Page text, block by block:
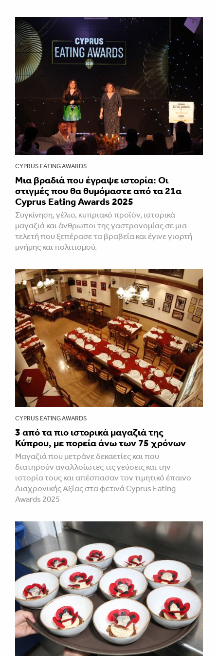
CYPRUS EATING AWARDS
Μια βραδιά που έγραψε ιστορία: Οι
στιγμές που θα θυμόμαστε από τα 21α
Cyprus Eating Awards 2025
Συγκίνηση, γέλιο, κυπριακό προϊόν, ιστορικά
μαγαζιά και άνθρωποι της γαστρονομίας σε μια
τελετή που ξεπέρασε τα βραβεία και έγινε γιορτή
μνήμης και πολιτισμού.
CYPRUS EATING AWARDS
3 από τα πιο ιστορικά μαγαζιά της
Κύπρου, με πορεία άνω των 75 χρόνων
Mαγαζιά που μετράνε δεκαετίες και που
διατηρούν αναλλοίωτες τις γεύσεις και την
ιστορία τους και απέσπασαν τον τιμητικό έπαινο
Διαχρονικής Αξίας στα φετινά Cyprus Eating
Awards 2025